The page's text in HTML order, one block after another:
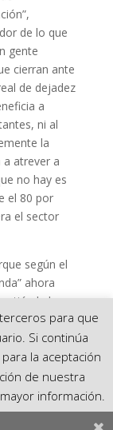
de lo que
gente
cierran ante
de dejadez
a
ni al
la
a atrever a
no hay es
el 80 por
el sector
según el
ahora
la han
sin
POLA
para que
Si continúa
la aceptación
de nuestra
información.